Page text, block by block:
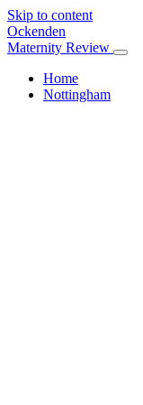
Skip to content
Ockenden
Maternity Review
Home
Nottingham